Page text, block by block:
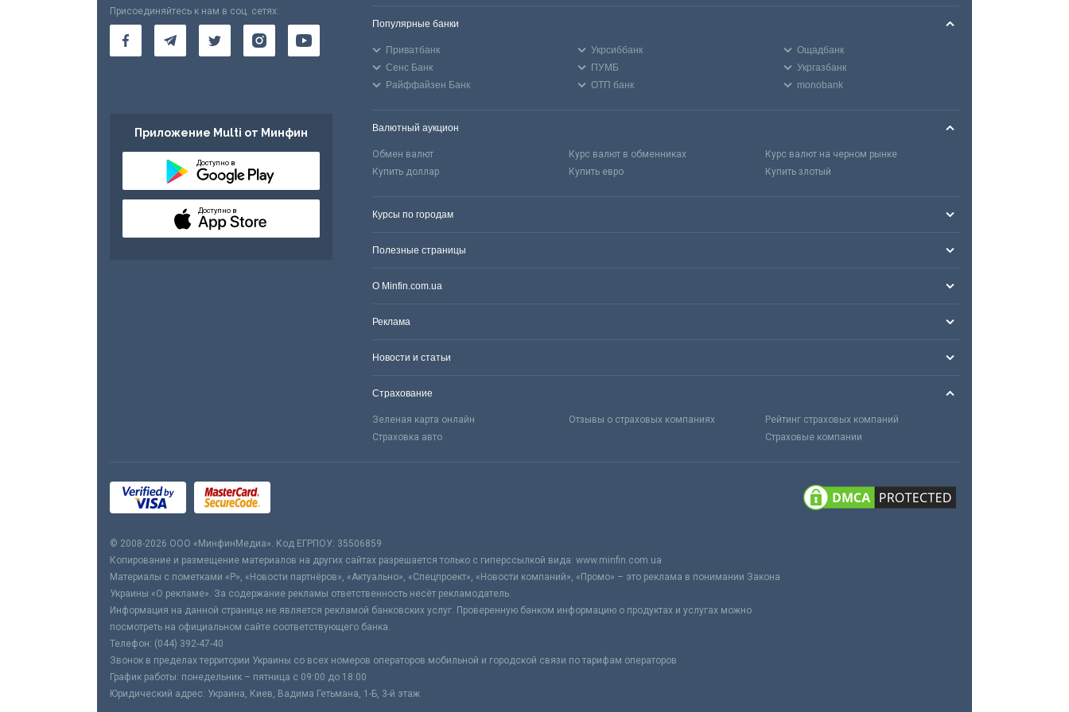
Присоединяйтесь к нам в соц. сетях:
Приложение Multi от Минфин
Доступно в
Доступно в
Популярные банки
Приватбанк Укрсиббанк
Ощадбанк
Сенс Банк
ПУМБ
Укргазбанк
Райффайзен Банк
ОТП банк monobank
Валютный аукцион
Обмен валют Курс валют в обменниках
Курс валют на черном рынке
Купить доллар
Купить евро Купить злотый
Курсы по городам
Полезные страницы
О Minfin.com.ua
Реклама
Новости и статьи
Страхование
Зеленая карта онлайн Отзывы о страховых компаниях
Рейтинг страховых компаний
Страховка авто
Страховые компании
© 2008-2026 ООО «МинфинМедиа». Код ЕГРПОУ: 35506859
Копирование и размещение материалов на других сайтах разрешается только с гиперссылкой вида: www.minfin.com.ua
Материалы с пометками «Р», «Новости партнёров», «Актуально», «Спецпроект», «Новости компаний», «Промо» – это реклама в понимании Закона
Украины «О рекламе». За содержание рекламы ответственность несёт рекламодатель.
Информация на данной странице не является рекламой банковских услуг. Проверенную банком информацию о продуктах и услугах можно
посмотреть на официальном сайте соответствующего банка.
Телефон: (044) 392-47-40
Звонок в пределах территории Украины со всех номеров операторов мобильной и городской связи по тарифам операторов
График работы: понедельник – пятница с 09:00 до 18:00
Юридический адрес: Украина, Киев, Вадима Гетьмана, 1-Б, 3-й этаж